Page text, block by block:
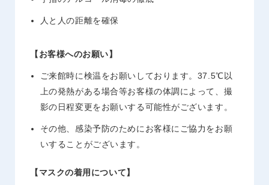
人と人の距離を確保
【お客様へのお願い】
ご来館時に検温をお願いしております。37.5℃以
上の発熱がある場合等お客様の体調によって、撮
影の日程変更をお願いする可能性がございます。
その他、感染予防のためにお客様にご協力をお願
いすることがございます。
【マスクの着用について】